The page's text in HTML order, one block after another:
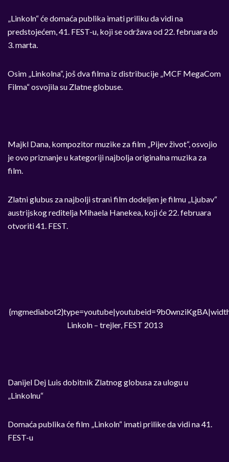
„Linkoln“ će domaća publika imati priliku da vidi na
predstojećem, 41. FEST-u, koji se održava od 22. februara do
3. marta.
Osim „Linkolna“, još dva filma iz distribucije „MCF MegaCom
Filma“ osvojila su Zlatne globuse.
Majkl Dana, kompozitor muzike za film „Pijev život“, osvojio
je ovo priznanje u kategoriji najbolja originalna muzika za
film.
Zlatni glubus za najbolji strani film dodeljen je filmu „Ljubav“
austrijskog reditelja Mihaela Hanekea, koji će 22. februara
otvoriti 41. FEST.
Linkoln – trejler, FEST 2013
Danijel Dej Luis dobitnik Zlatnog globusa za ulogu u
„Linkolnu“
Domaća publika će film „Linkoln“ imati prilike da vidi na 41.
FEST-u